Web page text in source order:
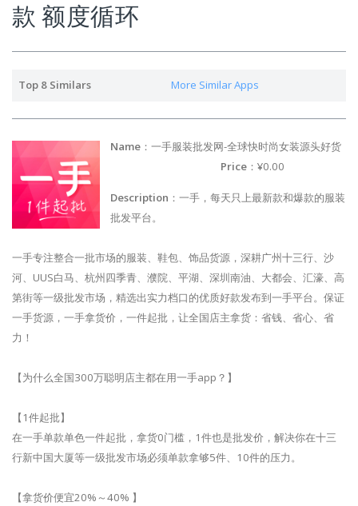
款 额度循环
Top 8 Similars More Similar Apps
Name ：一手服装批发网-全球快时尚女装源头好货
Price ：¥0.00
Description ：一手，每天只上最新款和爆款的服装
批发平台。
一手专注整合一批市场的服装、鞋包、饰品货源，深耕广州十三行、沙
河、UUS白马、杭州四季青、濮院、平湖、深圳南油、大都会、汇濠、高
第街等一级批发市场，精选出实力档口的优质好款发布到一手平台。保证
一手货源，一手拿货价，一件起批，让全国店主拿货：省钱、省心、省
力！
【为什么全国300万聪明店主都在用一手app？】
【1件起批】
在一手单款单色一件起批，拿货0门槛，1件也是批发价，解决你在十三
行新中国大厦等一级批发市场必须单款拿够5件、10件的压力。
【拿货价便宜20%～40% 】